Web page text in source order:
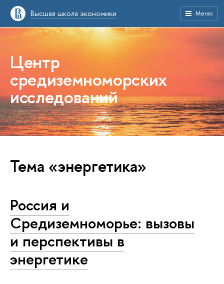
Высшая школа экономики Меню
Центр
средиземноморских
исследований
Тема «энергетика»
Россия и
Средиземноморье: вызовы
и перспективы в
энергетике